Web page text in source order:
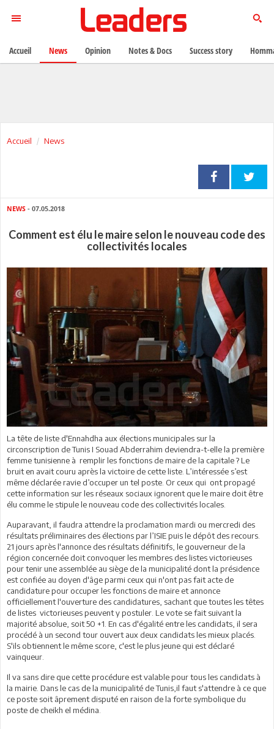
Accueil News
NEWS - 07.05.2018
Comment est élu le maire selon le nouveau code des
collectivités locales
La tête de liste d'Ennahdha aux élections municipales sur la
circonscription de Tunis I Souad Abderrahim deviendra-t-elle la première
femme tunisienne à remplir les fonctions de maire de la capitale ? Le
bruit en avait couru après la victoire de cette liste. L’intéressée s’est
même déclarée ravie d’occuper un tel poste. Or ceux qui ont propagé
cette information sur les réseaux sociaux ignorent que le maire doit être
élu comme le stipule le nouveau code des collectivités locales.
Auparavant, il faudra attendre la proclamation mardi ou mercredi des
résultats préliminaires des élections par l’ISIE puis le dépôt des recours.
21 jours après l'annonce des résultats définitifs, le gouverneur de la
région concernée doit convoquer les membres des listes victorieuses
pour tenir une assemblée au siège de la municipalité dont la présidence
est confiée au doyen d'âge parmi ceux qui n'ont pas fait acte de
candidature pour occuper les fonctions de maire et annonce
officiellement l'ouverture des candidatures, sachant que toutes les têtes
de listes victorieuses peuvent y postuler. Le vote se fait suivant la
majorité absolue, soit 50 +1. En cas d'égalité entre les candidats, il sera
procédé à un second tour ouvert aux deux candidats les mieux placés.
S'ils obtiennent le même score, c'est le plus jeune qui est déclaré
vainqueur.
Il va sans dire que cette procédure est valable pour tous les candidats à
la mairie. Dans le cas de la municipalité de Tunis,il faut s'attendre à ce que
ce poste soit âprement disputé en raison de la forte symbolique du
poste de cheikh el médina.
Accueil News Opinion Notes & Docs Success story